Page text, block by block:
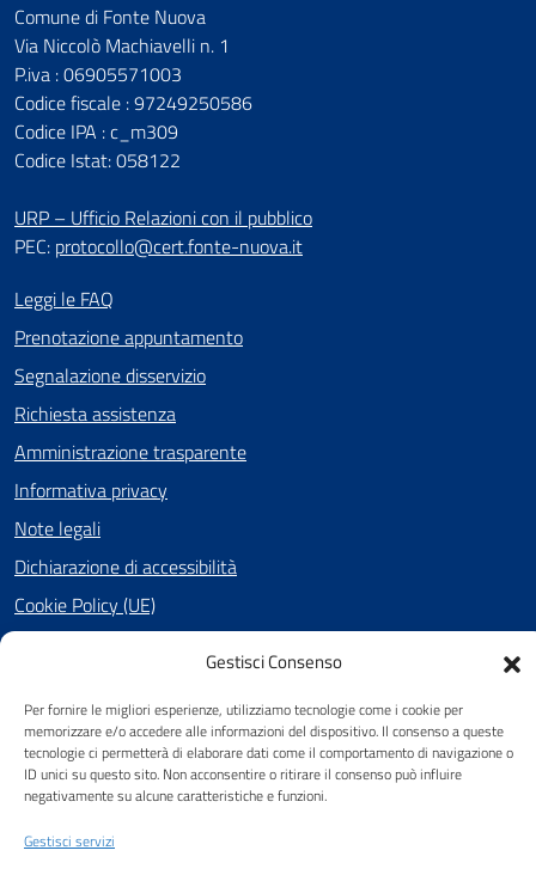
Gestisci Consenso
Per fornire le migliori esperienze, utilizziamo tecnologie come i cookie per
memorizzare e/o accedere alle informazioni del dispositivo. Il consenso a queste
tecnologie ci permetterà di elaborare dati come il comportamento di navigazione o
ID unici su questo sito. Non acconsentire o ritirare il consenso può influire
negativamente su alcune caratteristiche e funzioni.
Gestisci servizi
Comune di Fonte Nuova
Via Niccolò Machiavelli n. 1
P.iva : 06905571003
Codice fiscale : 97249250586
Codice IPA : c_m309
Codice Istat: 058122
URP – Ufficio Relazioni con il pubblico
PEC: protocollo@cert.fonte-nuova.it
Leggi le FAQ
Prenotazione appuntamento
Segnalazione disservizio
Richiesta assistenza
Amministrazione trasparente
Informativa privacy
Note legali
Dichiarazione di accessibilità
Cookie Policy (UE)
Facebook
Attuazione Misure PNRR